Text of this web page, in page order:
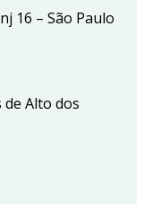
16 – São Paulo
de Alto dos